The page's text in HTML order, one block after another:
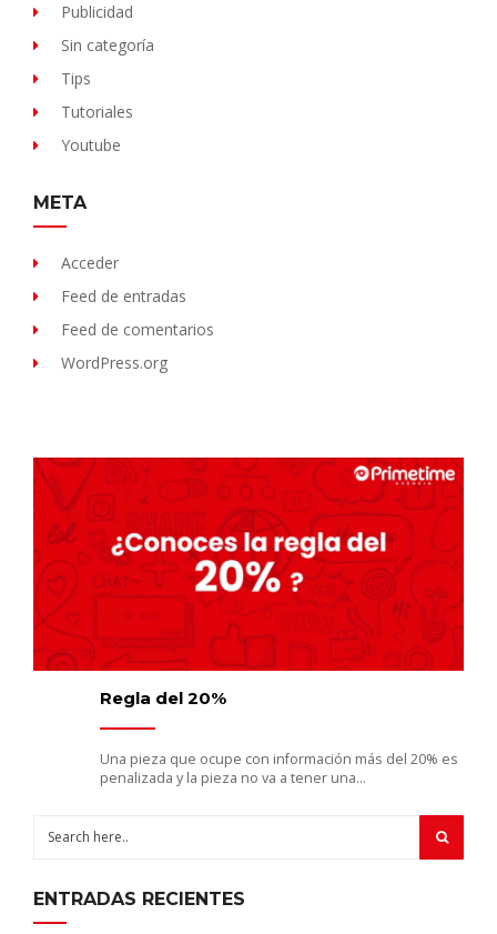
Publicidad
Sin categoría
Tips
Tutoriales
Youtube
META
Acceder
Feed de entradas
Feed de comentarios
WordPress.org
Regla del 20%
Una pieza que ocupe con información más del 20% es
penalizada y la pieza no va a tener una…
ENTRADAS RECIENTES